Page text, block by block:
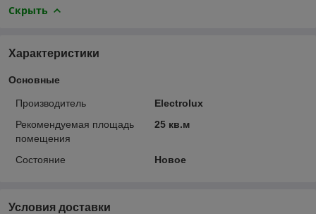
Скрыть
Характеристики
Основные
Производитель
Electrolux
Рекомендуемая площадь
помещения
25 кв.м
Состояние Новое
Условия доставки